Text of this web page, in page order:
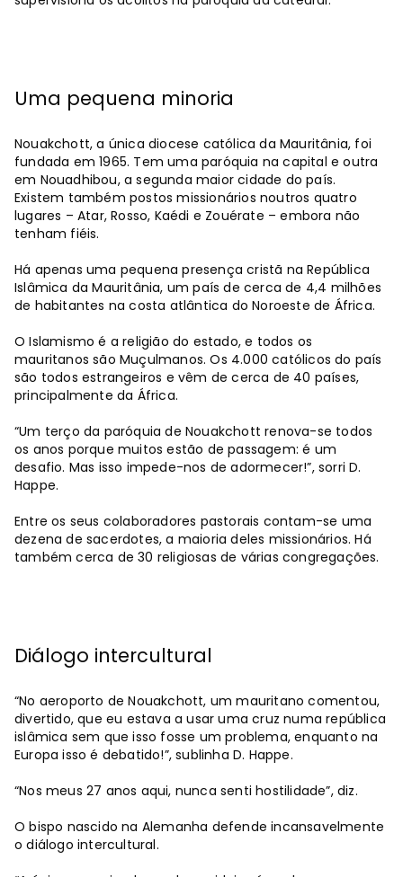
Uma pequena minoria
Nouakchott, a única diocese católica da Mauritânia, foi
fundada em 1965. Tem uma paróquia na capital e outra
em Nouadhibou, a segunda maior cidade do país.
Existem também postos missionários noutros quatro
lugares – Atar, Rosso, Kaédi e Zouérate – embora não
tenham fiéis.
Há apenas uma pequena presença cristã na República
Islâmica da Mauritânia, um país de cerca de 4,4 milhões
de habitantes na costa atlântica do Noroeste de África.
O Islamismo é a religião do estado, e todos os
mauritanos são Muçulmanos. Os 4.000 católicos do país
são todos estrangeiros e vêm de cerca de 40 países,
principalmente da África.
“Um terço da paróquia de Nouakchott renova-se todos
os anos porque muitos estão de passagem: é um
desafio. Mas isso impede-nos de adormecer!”, sorri D.
Happe.
Entre os seus colaboradores pastorais contam-se uma
dezena de sacerdotes, a maioria deles missionários. Há
também cerca de 30 religiosas de várias congregações.
Diálogo intercultural
“No aeroporto de Nouakchott, um mauritano comentou,
divertido, que eu estava a usar uma cruz numa república
islâmica sem que isso fosse um problema, enquanto na
Europa isso é debatido!”, sublinha D. Happe.
“Nos meus 27 anos aqui, nunca senti hostilidade”, diz.
O bispo nascido na Alemanha defende incansavelmente
o diálogo intercultural.